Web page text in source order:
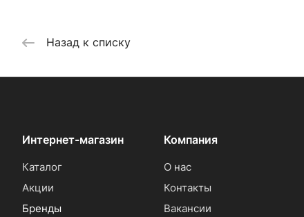
Назад к списку
Интернет-магазин
Каталог
Акции
Бренды
Компания
О нас
Контакты
Вакансии